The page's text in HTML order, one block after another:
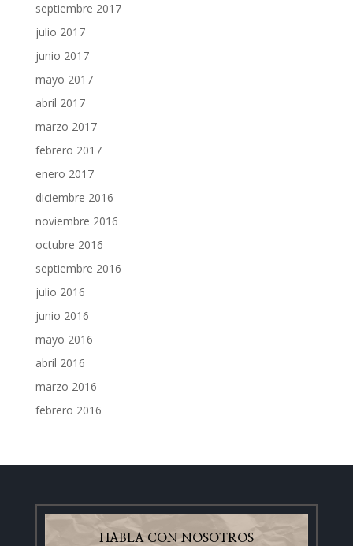
septiembre 2017
julio 2017
junio 2017
mayo 2017
abril 2017
marzo 2017
febrero 2017
enero 2017
diciembre 2016
noviembre 2016
octubre 2016
septiembre 2016
julio 2016
junio 2016
mayo 2016
abril 2016
marzo 2016
febrero 2016
HABLA CON NOSOTROS